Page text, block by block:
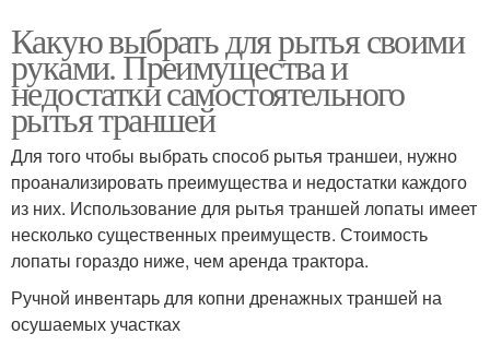
Какую выбрать для рытья своими
руками. Преимущества и
недостатки самостоятельного
рытья траншей
Для того чтобы выбрать способ рытья траншеи, нужно
проанализировать преимущества и недостатки каждого
из них. Использование для рытья траншей лопаты имеет
несколько существенных преимуществ. Стоимость
лопаты гораздо ниже, чем аренда трактора.
Ручной инвентарь для копни дренажных траншей на
осушаемых участках